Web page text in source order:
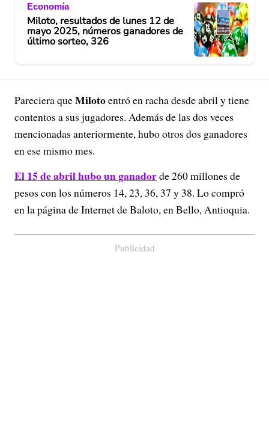
Economía
Miloto, resultados de lunes 12 de
mayo 2025, números ganadores de
último sorteo, 326
Pareciera queMilotoentró en racha desde abril y tiene
contentos a sus jugadores. Además de las dos veces
mencionadas anteriormente, hubo otros dos ganadores
en ese mismo mes.
El 15 de abril hubo un ganadorde 260 millones de
pesos con los números 14, 23, 36, 37 y 38. Lo compró
en la página de Internet de Baloto, en Bello, Antioquia.
Publicidad